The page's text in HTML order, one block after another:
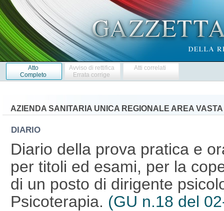
Atto
Completo
Avviso di rettifica
Errata corrige
Atti correlati
AZIENDA SANITARIA UNICA REGIONALE AREA VASTA
DIARIO
Diario della prova pratica e
per titoli ed esami, per la
di un posto di dirigente
Psicoterapia. (GU n.18 del